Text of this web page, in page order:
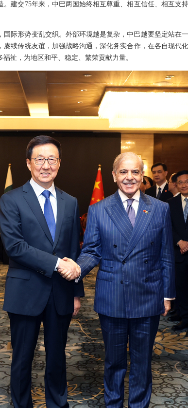
建交75年来，中巴两国始终相互尊重、相互信任、相互支
际形势变乱交织。外部环境越是复杂，中巴越要坚定站在
赓续传统友谊，加强战略沟通，深化务实合作，在各自现代
祉，为地区和平、稳定、繁荣贡献力量。